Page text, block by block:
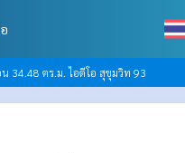
34.48 ตร.ม. ไอดีโอ สุขุมวิท 93